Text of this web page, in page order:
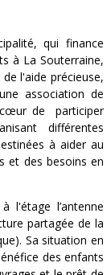
qui finance
à La Souterraine,
l'aide précieuse,
association de
cœur de participer
différentes
à aider au
et des besoins en
l'étage l’antenne
partagée de la
Sa situation en
des enfants